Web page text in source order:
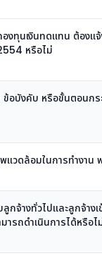
งทุนเงินทดแทน ต้องแ
หรือไม่
บังคับ หรือขั้นตอนกร
วดล้อมในการทำงาน
างทั่วไปและลูกจ้างเ
รถดำเนินการได้หรือไ